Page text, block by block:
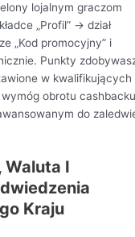
lojalnym graczom
„Profil” → dział
„Kod promocyjny” i
Punkty
w kwalifikujących
obrotu cashbacku
do
Waluta I
Kraju